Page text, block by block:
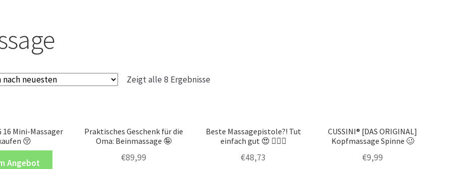
Zeigt alle 8 Ergebnisse
16 Mini-Massager
😚
Angebot
Praktisches Geschenk für die
Oma: Beinmassage 🤪
€89,99
Beste Massagepistole?! Tut
einfach gut 😍 💁🏼‍♀️
€48,73
CUSSINI® [DAS ORIGINAL]
Kopfmassage Spinne 🥴
€9,99